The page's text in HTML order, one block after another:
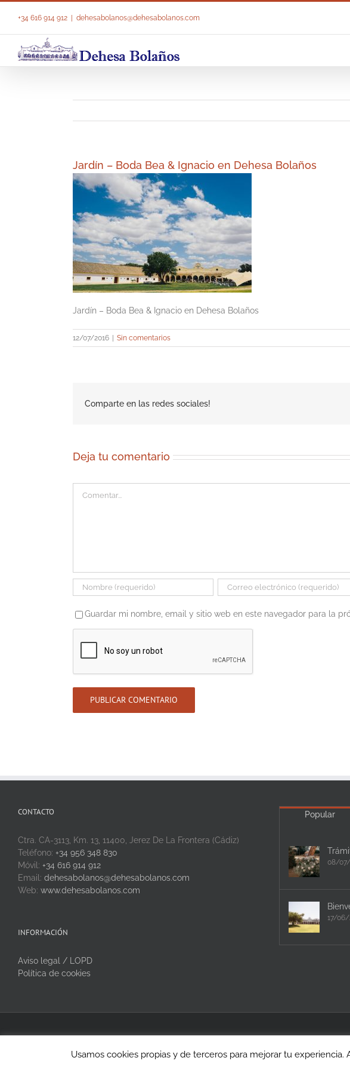
+34 616 914 912 dehesabolanos@dehesabolanos.com
Jardín – Boda Bea & Ignacio en Dehesa Bolaños
Jardín – Boda Bea & Ignacio en Dehesa Bolaños
12/07/2016 Sin comentarios
Comparte en las redes sociales!
Deja tu comentario
Guardar mi nombre, email y sitio web en este navegador para la
CONTACTO
Ctra. CA-3113, Km. 13, 11400, Jerez De La Frontera (Cádiz)
Teléfono: +34 956 348 830
Móvil: +34 616 914 912
Email: dehesabolanos@dehesabolanos.com
Web: www.dehesabolanos.com
INFORMACIÓN
Aviso legal / LOPD
Política de cookies
Popular
08/
17/06/
Usamos cookies propias y de terceros para mejorar tu